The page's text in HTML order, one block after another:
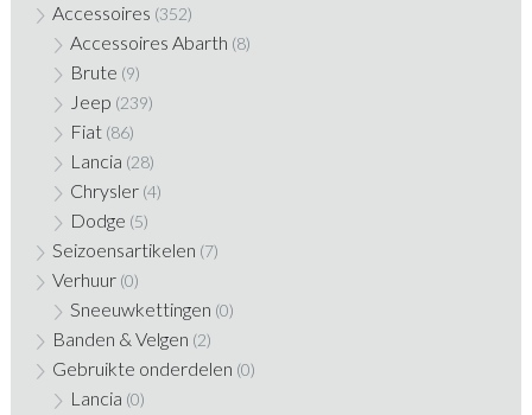
Accessoires (352)
Accessoires Abarth (8)
Brute (9)
Jeep (239)
Fiat (86)
Lancia (28)
Chrysler (4)
Dodge (5)
Seizoensartikelen (7)
Verhuur (0)
Sneeuwkettingen (0)
Banden & Velgen (2)
Gebruikte onderdelen (0)
Lancia (0)